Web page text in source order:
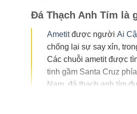
Đá Thạch Anh Tím là
Ametitđược người Ai
chống lại sự say xỉn,
Các chuỗi ametit được
tinh gầm Santa Cruz
Nam, đá thạch anh tím